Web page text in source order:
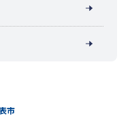
市